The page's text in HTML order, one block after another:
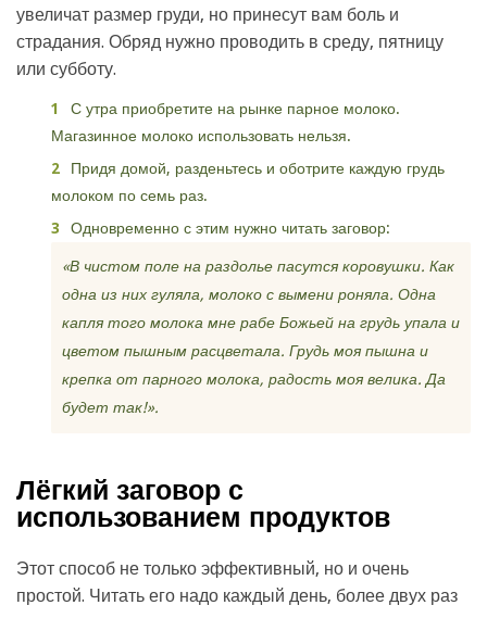
увеличат размер груди, но принесут вам боль и
страдания. Обряд нужно проводить в среду, пятницу
или субботу.
С утра приобретите на рынке парное молоко.
Магазинное молоко использовать нельзя.
Придя домой, разденьтесь и оботрите каждую грудь
молоком по семь раз.
Одновременно с этим нужно читать заговор:
«В чистом поле на раздолье пасутся коровушки. Как
одна из них гуляла, молоко с вымени роняла. Одна
капля того молока мне рабе Божьей на грудь упала и
цветом пышным расцветала. Грудь моя пышна и
крепка от парного молока, радость моя велика. Да
будет так!».
Лёгкий заговор с
использованием продуктов
Этот способ не только эффективный, но и очень
простой. Читать его надо каждый день, более двух раз